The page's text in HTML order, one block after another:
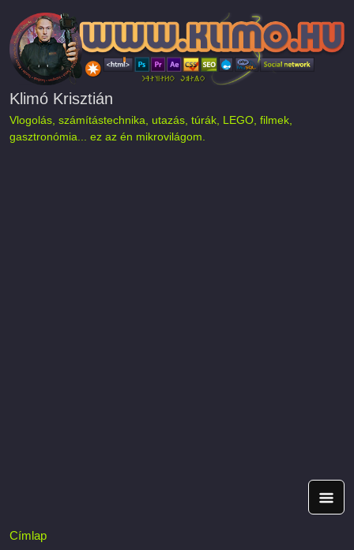
Klimó Krisztián
Vlogolás, számítástechnika, utazás, túrák, LEGO, filmek,
gasztronómia... ez az én mikrovilágom.
Címlap